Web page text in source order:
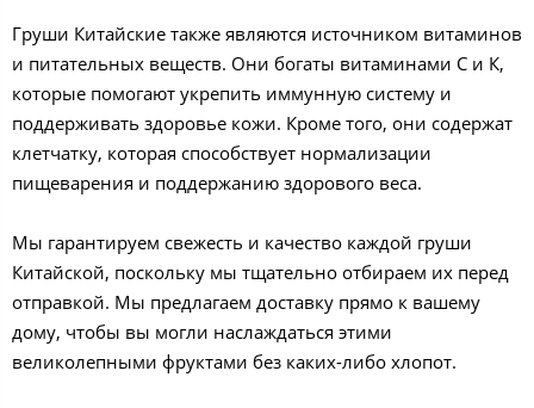
Груши Китайские также являются источником витаминов
и питательных веществ. Они богаты витаминами С и К,
которые помогают укрепить иммунную систему и
поддерживать здоровье кожи. Кроме того, они содержат
клетчатку, которая способствует нормализации
пищеварения и поддержанию здорового веса.
Мы гарантируем свежесть и качество каждой груши
Китайской, поскольку мы тщательно отбираем их перед
отправкой. Мы предлагаем доставку прямо к вашему
дому, чтобы вы могли наслаждаться этими
великолепными фруктами без каких-либо хлопот.